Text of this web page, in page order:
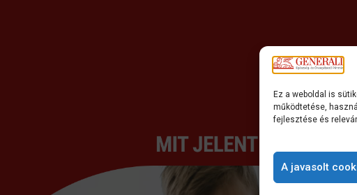
Ez a weboldal is
működtetése,
fejlesztése és
A javasolt